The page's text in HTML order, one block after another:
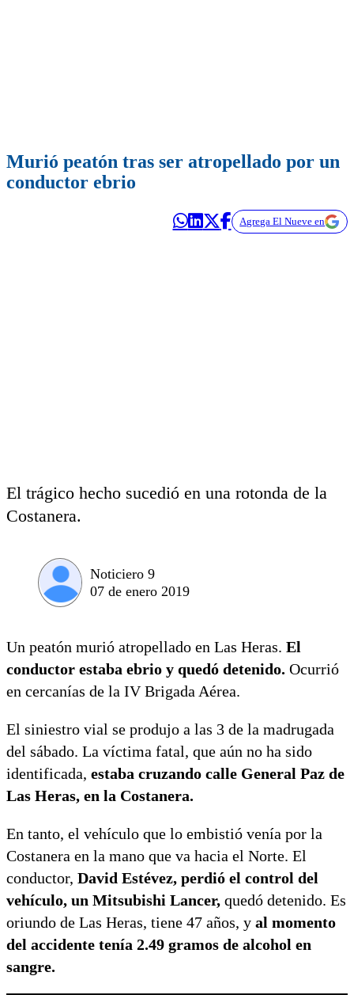
Murió peatón tras ser atropellado por un
conductor ebrio
Agrega El Nueve en
El trágico hecho sucedió en una rotonda de la
Costanera.
Noticiero 9
07 de enero 2019
Un peatón murió atropellado en Las Heras. El
conductor estaba ebrio y quedó detenido. Ocurrió
en cercanías de la IV Brigada Aérea.
El siniestro vial se produjo a las 3 de la madrugada
del sábado. La víctima fatal, que aún no ha sido
identificada, estaba cruzando calle General Paz de
Las Heras, en la Costanera.
En tanto, el vehículo que lo embistió venía por la
Costanera en la mano que va hacia el Norte. El
conductor, David Estévez, perdió el control del
vehículo, un Mitsubishi Lancer, quedó detenido. Es
oriundo de Las Heras, tiene 47 años, y al momento
del accidente tenía 2.49 gramos de alcohol en
sangre.